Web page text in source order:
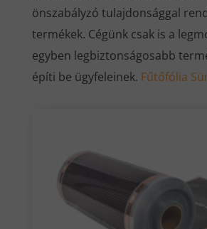
önszabályzó tulajdonsággal
termékek. Cégünk csak is a
egyben legbiztonságosabb
építi be ügyfeleinek. Fűtőfólia